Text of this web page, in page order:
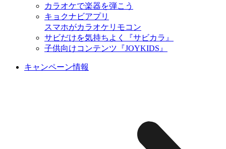
カラオケで楽器を弾こう
キョクナビアプリ
スマホがカラオケリモコン
サビだけを気持ちよく『サビカラ』
子供向けコンテンツ『JOYKIDS』
キャンペーン情報